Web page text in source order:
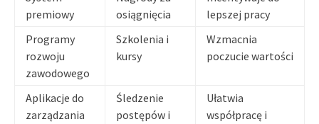
premiowy
osiągnięcia
lepszej pracy
Programy
rozwoju
zawodowego
Szkolenia i
kursy
Wzmacnia
poczucie wartości
Aplikacje do
zarządzania
Śledzenie
postępów i
Ułatwia
współpracę i